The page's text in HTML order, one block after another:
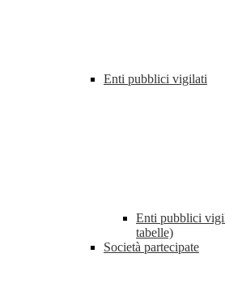
Enti pubblici vigilati
Enti pubblici
tabelle)
Società partecipate